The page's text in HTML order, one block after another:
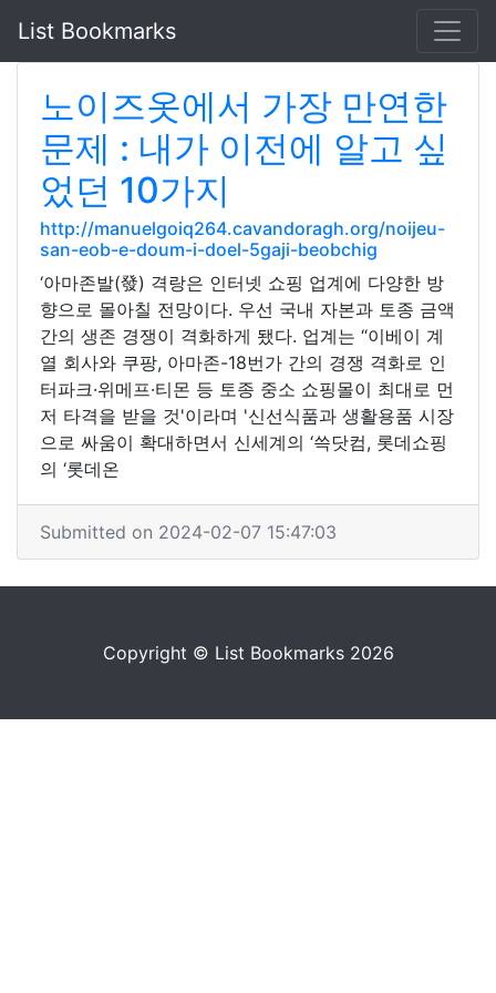
List Bookmarks
노이즈옷에서 가장 만연한
문제 : 내가 이전에 알고 싶
었던 10가지
http://manuelgoiq264.cavandoragh.org/noijeu-
san-eob-e-doum-i-doel-5gaji-beobchig
‘아마존발(發) 격랑은 인터넷 쇼핑 업계에 다양한 방
향으로 몰아칠 전망이다. 우선 국내 자본과 토종 금액
간의 생존 경쟁이 격화하게 됐다. 업계는 “이베이 계
열 회사와 쿠팡, 아마존-18번가 간의 경쟁 격화로 인
터파크·위메프·티몬 등 토종 중소 쇼핑몰이 최대로 먼
저 타격을 받을 것'이라며 '신선식품과 생활용품 시장
으로 싸움이 확대하면서 신세계의 ‘쓱닷컴, 롯데쇼핑
의 ‘롯데온
Submitted on 2024-02-07 15:47:03
Copyright © List Bookmarks 2026